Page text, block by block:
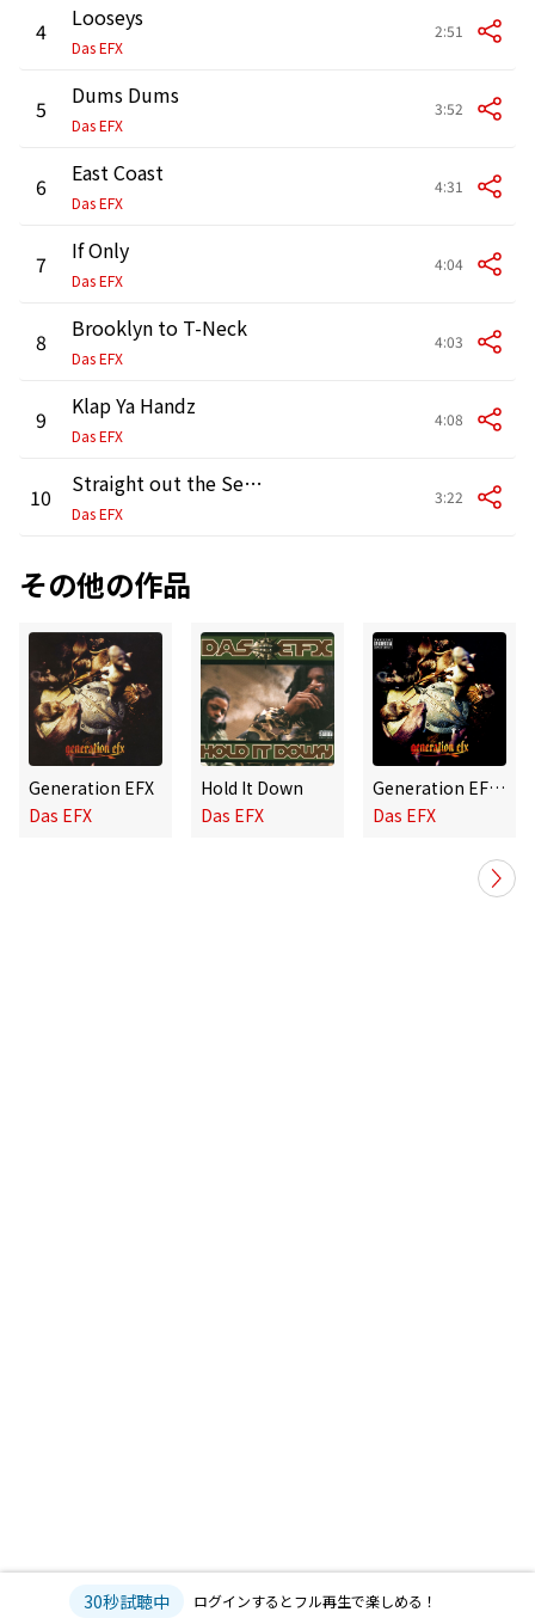
4 Looseys
Das EFX
2:51
5 Dums Dums
Das EFX
3:52
6 East Coast
Das EFX
4:31
7 If Only
Das EFX
4:04
8 Brooklyn to T-Neck
Das EFX
4:03
9 Klap Ya Handz
Das EFX
4:08
10 Straight out the Sewer
Das EFX
3:22
その他の作品
Generation EFX
Das EFX
Hold It Down
Das EFX
Generation EFX (PA Version)
Das EFX
30秒試聴中 ログインするとフル再生で楽しめる！